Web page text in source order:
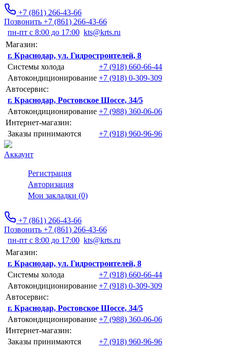
+7 (861) 266-43-66
Позвонить +7 (861) 266-43-66
пн-пт с 8:00 до 17:00 kts@krts.ru
Магазин:
г. Краснодар, ул. Гидростроителей, 8
Системы холода
+7 (918) 660-66-44
Автокондиционирование +7 (918) 0-309-309
Автосервис:
г. Краснодар, Ростовское Шоссе, 34/5
Автокондиционирование +7 (988) 360-06-06
Интернет-магазин:
Заказы принимаются
+7 (918) 960-96-96
Аккаунт
Регистрация
Авторизация
Мои закладки (0)
+7 (861) 266-43-66
Позвонить +7 (861) 266-43-66
пн-пт с 8:00 до 17:00 kts@krts.ru
Магазин:
г. Краснодар, ул. Гидростроителей, 8
Системы холода
+7 (918) 660-66-44
Автокондиционирование +7 (918) 0-309-309
Автосервис:
г. Краснодар, Ростовское Шоссе, 34/5
Автокондиционирование +7 (988) 360-06-06
Интернет-магазин:
Заказы принимаются
+7 (918) 960-96-96